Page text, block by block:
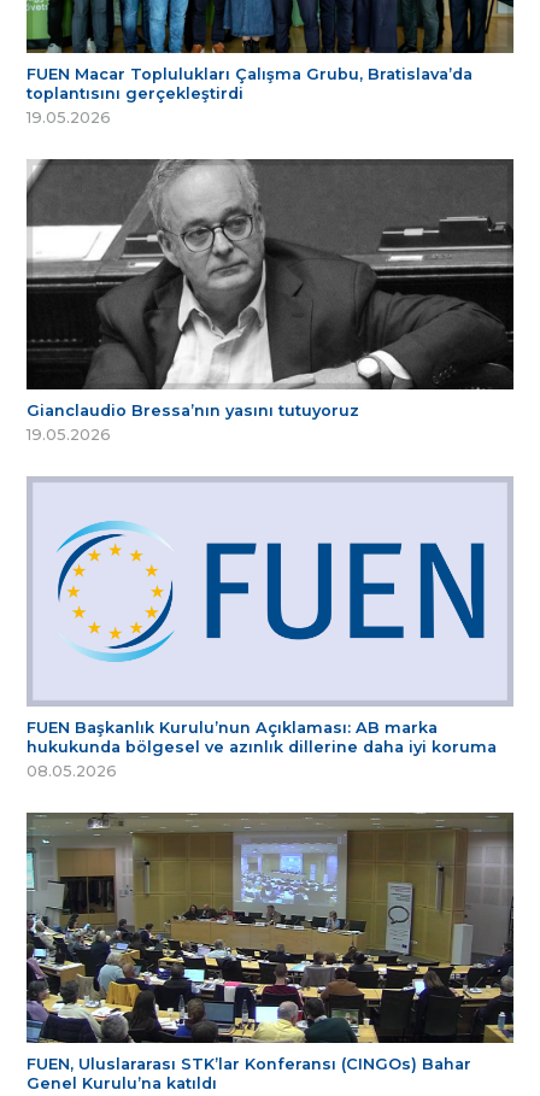
FUEN Macar Toplulukları Çalışma Grubu, Bratislava’da
toplantısını gerçekleştirdi
19.05.2026
Gianclaudio Bressa’nın yasını tutuyoruz
19.05.2026
FUEN Başkanlık Kurulu’nun Açıklaması: AB marka
hukukunda bölgesel ve azınlık dillerine daha iyi koruma
08.05.2026
FUEN, Uluslararası STK’lar Konferansı (CINGOs) Bahar
Genel Kurulu’na katıldı